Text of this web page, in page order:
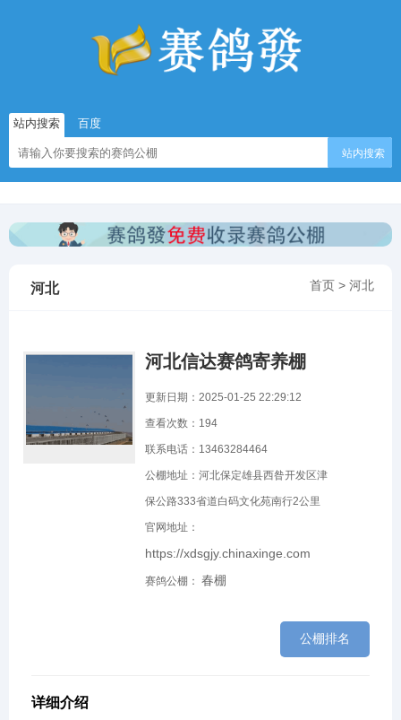
站内搜索 百度
站内搜索
首页 > 河北
河北
河北信达赛鸽寄养棚
更新日期：2025-01-25 22:29:12
查看次数： 194
联系电话：13463284464
公棚地址：河北保定雄县西昝开发区津
保公路333省道白码文化苑南行2公里
官网地址：
https://xdsgjy.chinaxinge.com
赛鸽公棚： 春棚
公棚排名
详细介绍